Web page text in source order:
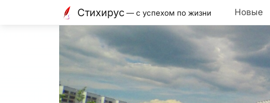
Стихирус — с успехом по жизни Новые